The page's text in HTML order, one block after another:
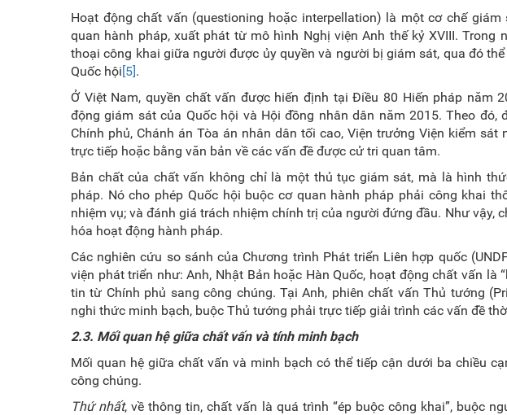
Hoạt động chất vấn (questioning hoặc interpellation) là một cơ chế
quan hành pháp, xuất phát từ mô hình Nghị viện Anh thế kỷ XVIII.
thoại công khai giữa người được ủy quyền và người bị giám sát, qua đó
Quốc hội[5].
Ở Việt Nam, quyền chất vấn được hiến định tại Điều 80 Hiến pháp năm
động giám sát của Quốc hội và Hội đồng nhân dân năm 2015. Theo đó,
Chính phủ, Chánh án Tòa án nhân dân tối cao, Viện trưởng Viện kiểm
trực tiếp hoặc bằng văn bản về các vấn đề được cử tri quan tâm.
Bản chất của chất vấn không chỉ là một thủ tục giám sát, mà là hình
pháp. Nó cho phép Quốc hội buộc cơ quan hành pháp phải công khai
nhiệm vụ; và đánh giá trách nhiệm chính trị của người đứng đầu. Như vậy,
hóa hoạt động hành pháp.
Các nghiên cứu so sánh của Chương trình Phát triển Liên hợp quốc
viện phát triển như: Anh, Nhật Bản hoặc Hàn Quốc, hoạt động chất vấn là
tin từ Chính phủ sang công chúng. Tại Anh, phiên chất vấn Thủ tướng
nghi thức minh bạch, buộc Thủ tướng phải trực tiếp giải trình các vấn đề
2.3. Mối quan hệ giữa chất vấn và tính minh bạch
Mối quan hệ giữa chất vấn và minh bạch có thể tiếp cận dưới ba chiều
công chúng.
Thứ nhất, về thông tin, chất vấn là quá trình “ép buộc công khai”, buộc